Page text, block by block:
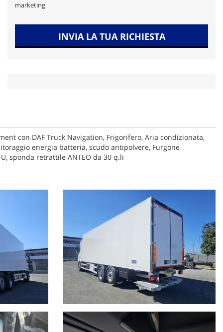
marketing
INVIA LA TUA RICHIESTA
con DAF Truck Navigation, Frigorifero, Aria condizionata,
energia batteria, scudo antipolvere, Furgone
sponda retrattile ANTEO da 30 q.li